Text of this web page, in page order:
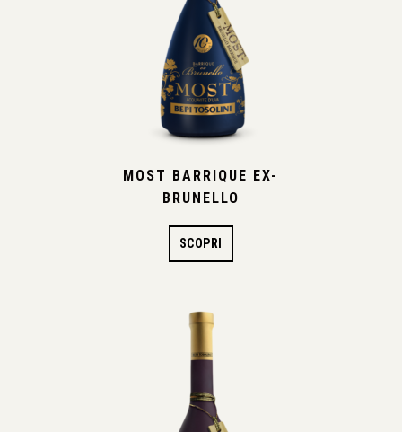
MOST BARRIQUE EX-
BRUNELLO
SCOPRI